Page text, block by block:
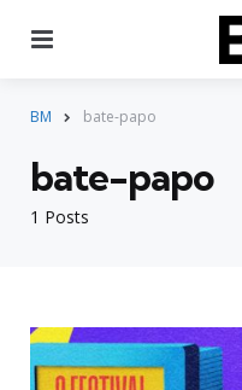
BM bate-papo
1 Posts
bate-papo